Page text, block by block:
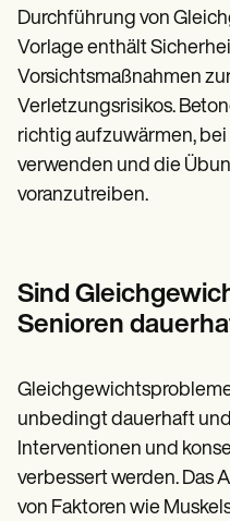
Durchführung von
Vorlage enthält
Vorsichtsmaßnahmen
Verletzungsrisikos.
richtig aufzuwärmen,
verwenden und die
voranzutreiben.
Sind
Senioren
unbedingt dauerhaft
Interventionen und
verbessert werden. Das
von Faktoren wie